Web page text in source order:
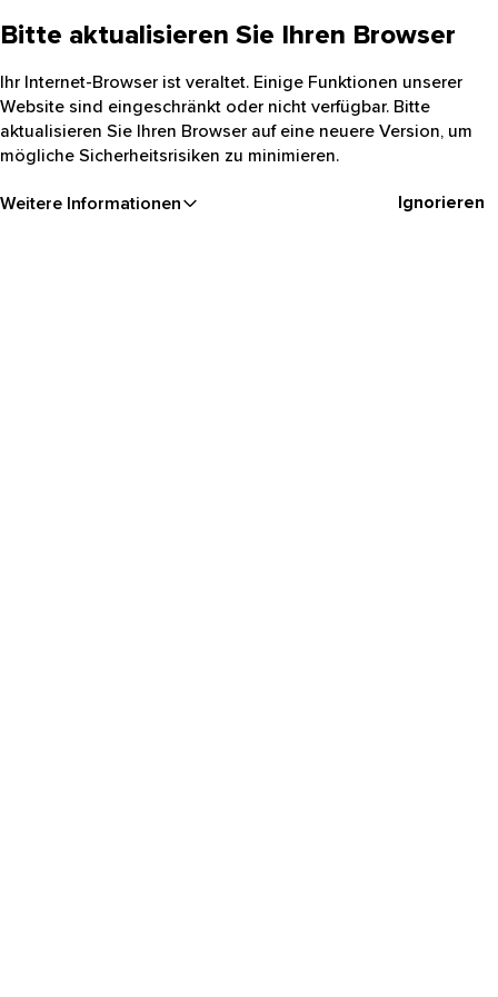
Bitte aktualisieren Sie Ihren Browser
Ihr Internet-Browser ist veraltet. Einige Funktionen unserer
Website sind eingeschränkt oder nicht verfügbar. Bitte
aktualisieren Sie Ihren Browser auf eine neuere Version, um
mögliche Sicherheitsrisiken zu minimieren.
Weitere Informationen Ignorieren